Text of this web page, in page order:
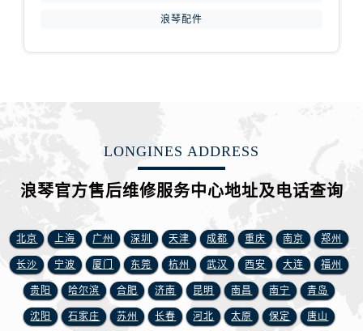
安徽省宣城市宣州区叠嶂西路浪琴售后服务中心（需提前预约）
福建省漳州市龙文区步港路浪琴售后服务中心（需提前预约）
江苏省淮安市清江浦区淮海北路浪琴售后服务中心（需提前预约）
江苏省连云港市海州区通灌北路浪琴售后服务中心（需提前预约）
江苏省南京市秦淮区中山南路1号南京中心22层22-C1-C3室浪琴售后服务中心（需提前预约）
江苏省宿迁市宿城区西湖路浪琴售后服务中心（需提前预约）
江苏省泰州市海陵区永定东路399号置地商务中心东塔（华润万象城）17层1706室浪琴售后服务中心（需提前预约）
浪琴配件
LONGINES ADDRESS
浪琴官方售后维修服务中心地址及电话查询
北京 上海 广州 深圳 天津 成都 重庆 南京 郑州
长沙 宁波 厦门 东莞 杭州 武汉 西安 大连 福州
贵阳 哈尔滨 合肥 济南 昆明 南昌 南宁 青岛
沈阳 石家庄 苏州 长春 河北 太原 保定 唐山